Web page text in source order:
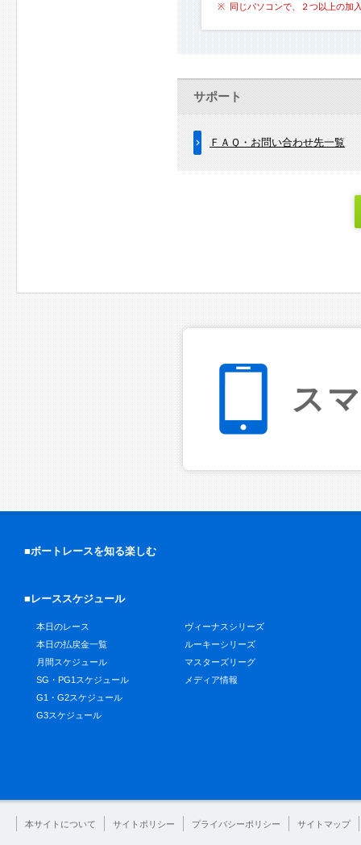
同じパソコンで、２つ以上の加
サポート
ＦＡＱ・お問い合わせ先一覧
ス
■ボートレースを知る楽しむ
■レーススケジュール
本日のレース
本日の払戻金一覧
月間スケジュール
SG・PG1スケジュール
G1・G2スケジュール
G3スケジュール
ヴィーナスシリーズ
ルーキーシリーズ
マスターズリーグ
メディア情報
本サイトについて サイトポリシー プライバシーポリシー サイトマップ